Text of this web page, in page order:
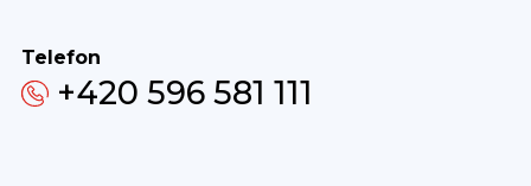
Telefon
+420 596 581 111